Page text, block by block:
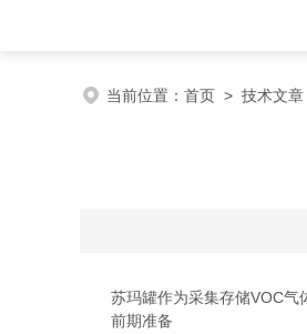
当前位置： 首页 > 技术文章
苏玛罐作为采集存储VOC气体
前期准备​